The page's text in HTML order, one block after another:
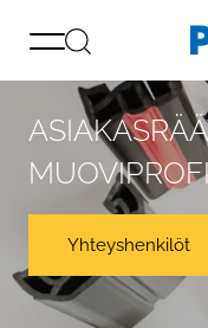
Yhteyshenkilöt